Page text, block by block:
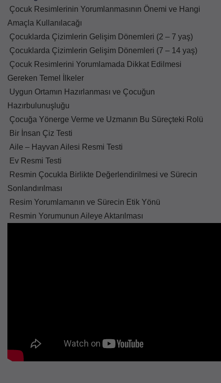
Çocuk Resimlerinin Yorumlanmasının Önemi ve Hangi
Amaçla Kullanılacağı
Çocuklarda Çizimlerin Gelişim Dönemleri (2 – 7 yaş)
Çocuklarda Çizimlerin Gelişim Dönemleri (7 – 14 yaş)
Çocuk Resimlerini Yorumlamada Dikkat Edilmesi
Gereken Temel İlkeler
Uygun Ortamın Hazırlanması ve Çocuğun
Hazırbulunuşluğu
Çocuğa Yönerge Verme ve Uzmanın Bu Süreçteki Rolü
Bir İnsan Çiz Testi
Aile – Hayvan Ailesi Resmi Testi
Ev Resmi Testi
Resmin Çocukla Birlikte Değerlendirilmesi ve Sürecin
Sonlandırılması
Resim Yorumlamanın ve Sürecin Etik Yönü
Resmin Yorumunun Aileye Aktarılması